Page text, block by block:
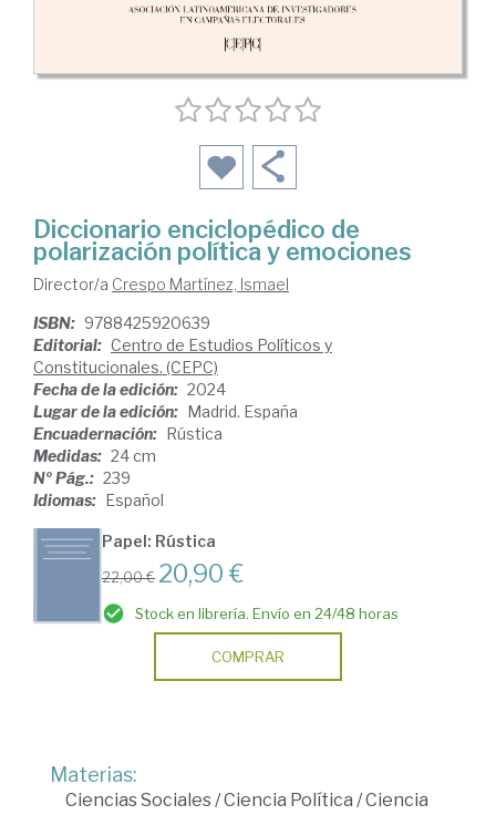
Diccionario enciclopédico de
polarización política y emociones
Director/a Crespo Martínez, Ismael
ISBN: 9788425920639
Editorial: Centro de Estudios Políticos y
Constitucionales. (CEPC)
Fecha de la edición: 2024
Lugar de la edición: Madrid. España
Encuadernación: Rústica
Medidas: 24 cm
Nº Pág.: 239
Idiomas: Español
Papel: Rústica
22,00 € 20,90 €
Stock en librería. Envío en 24/48 horas
COMPRAR
Materias:
Ciencias Sociales/Ciencia Política /Ciencia